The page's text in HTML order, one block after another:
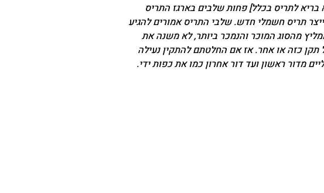
לתריס בכלל] פחות שלבים בארגז התריס
תריס חשמלי חדש. שלבי התריס אמורים להגיע
מהסוג המוכר והנמכר ביותר, לא משנה את
תקן כזה או אחר. אז אם החלטתם להתקין נעילה